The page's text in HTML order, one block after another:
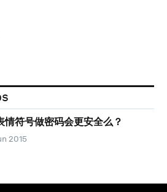
情符号做密码会更安全么？
2015